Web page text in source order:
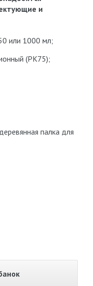
и
или 1000 мл;
(РК75);
палка для